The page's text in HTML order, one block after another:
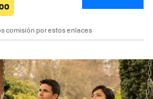
comisión por estos enlaces